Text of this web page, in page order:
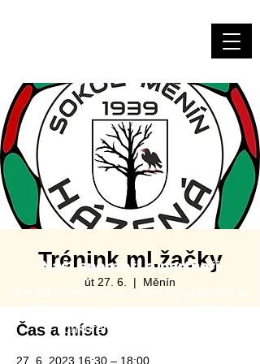
Trénink ml.žačky
út 27. 6.
  |
Měnín
Čas a místo
27. 6. 2023 16:30 – 18:00
Naši sponzoři a partneři
Jen díky těmto sponzorům a partnerům si
můžeme dovolit provozovat úspěšný a
konkurenceschopný klub.